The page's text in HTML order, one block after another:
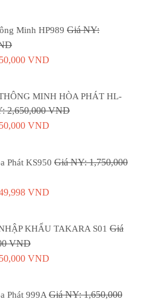
Minh HP989 Giá NY:
VND
MINH HÒA PHÁT HL-
2,650,000 VND
VND
Phát KS950 Giá NY: 1,750,000
VND
KHẨU TAKARA S01 Giá
VND
VND
Phát 999AGiá NY: 1,650,000